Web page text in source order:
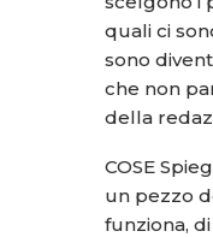
quali ci
sono
che non
della
COSE
un pezzo
funziona,